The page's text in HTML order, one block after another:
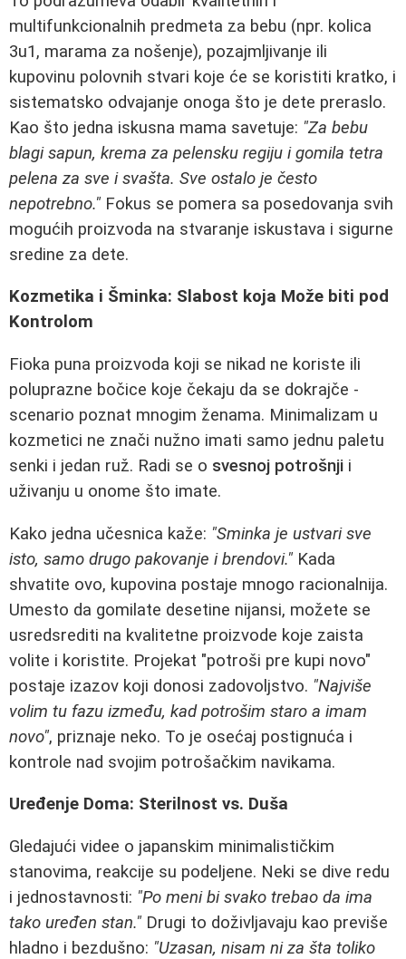
multifunkcionalnih predmeta za bebu (npr. kolica
3u1, marama za nošenje), pozajmljivanje ili
kupovinu polovnih stvari koje će se koristiti kratko, i
sistematsko odvajanje onoga što je dete preraslo.
Kao što jedna iskusna mama savetuje: "Za bebu
blagi sapun, krema za pelensku regiju i gomila tetra
pelena za sve i svašta. Sve ostalo je često
nepotrebno." Fokus se pomera sa posedovanja svih
mogućih proizvoda na stvaranje iskustava i sigurne
sredine za dete.
Kozmetika i Šminka: Slabost koja Može biti pod
Kontrolom
Fioka puna proizvoda koji se nikad ne koriste ili
poluprazne bočice koje čekaju da se dokrajče -
scenario poznat mnogim ženama. Minimalizam u
kozmetici ne znači nužno imati samo jednu paletu
senki i jedan ruž. Radi se o svesnoj potrošnji i
uživanju u onome što imate.
Kako jedna učesnica kaže: "Sminka je ustvari sve
isto, samo drugo pakovanje i brendovi." Kada
shvatite ovo, kupovina postaje mnogo racionalnija.
Umesto da gomilate desetine nijansi, možete se
usredsrediti na kvalitetne proizvode koje zaista
volite i koristite. Projekat "potroši pre kupi novo"
postaje izazov koji donosi zadovoljstvo. "Najviše
volim tu fazu između, kad potrošim staro a imam
novo", priznaje neko. To je osećaj postignuća i
kontrole nad svojim potrošačkim navikama.
Uređenje Doma: Sterilnost vs. Duša
Gledajući videe o japanskim minimalističkim
stanovima, reakcije su podeljene. Neki se dive redu
i jednostavnosti: "Po meni bi svako trebao da ima
tako uređen stan." Drugi to doživljavaju kao previše
hladno i bezdušno: "Uzasan, nisam ni za šta toliko